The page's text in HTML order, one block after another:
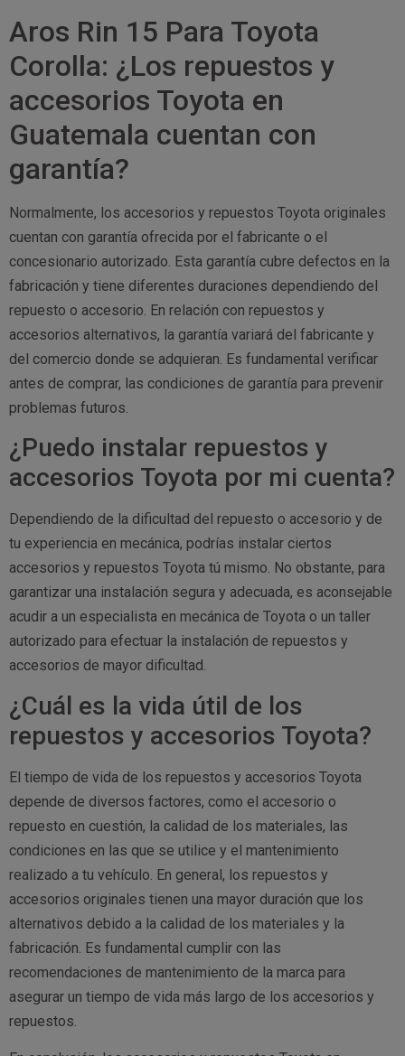
Aros Rin 15 Para Toyota
Corolla: ¿Los repuestos y
accesorios Toyota en
Guatemala cuentan con
garantía?
Normalmente, los accesorios y repuestos Toyota originales
cuentan con garantía ofrecida por el fabricante o el
concesionario autorizado. Esta garantía cubre defectos en la
fabricación y tiene diferentes duraciones dependiendo del
repuesto o accesorio. En relación con repuestos y
accesorios alternativos, la garantía variará del fabricante y
del comercio donde se adquieran. Es fundamental verificar
antes de comprar, las condiciones de garantía para prevenir
problemas futuros.
¿Puedo instalar repuestos y
accesorios Toyota por mi cuenta?
Dependiendo de la dificultad del repuesto o accesorio y de
tu experiencia en mecánica, podrías instalar ciertos
accesorios y repuestos Toyota tú mismo. No obstante, para
garantizar una instalación segura y adecuada, es aconsejable
acudir a un especialista en mecánica de Toyota o un taller
autorizado para efectuar la instalación de repuestos y
accesorios de mayor dificultad.
¿Cuál es la vida útil de los
repuestos y accesorios Toyota?
El tiempo de vida de los repuestos y accesorios Toyota
depende de diversos factores, como el accesorio o
repuesto en cuestión, la calidad de los materiales, las
condiciones en las que se utilice y el mantenimiento
realizado a tu vehículo. En general, los repuestos y
accesorios originales tienen una mayor duración que los
alternativos debido a la calidad de los materiales y la
fabricación. Es fundamental cumplir con las
recomendaciones de mantenimiento de la marca para
asegurar un tiempo de vida más largo de los accesorios y
repuestos.